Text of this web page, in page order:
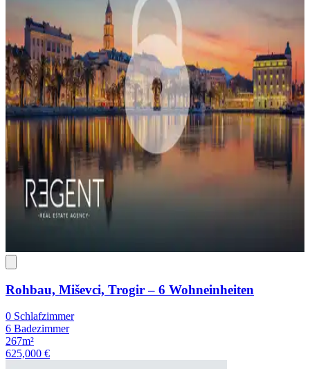
Rohbau, Miševci, Trogir – 6 Wohneinheiten
0 Schlafzimmer
6 Badezimmer
267m²
625,000 €